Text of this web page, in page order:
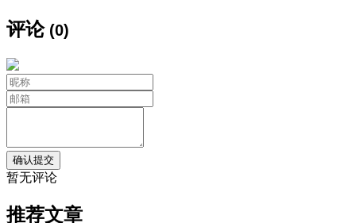
评论(0)
暂无评论
推荐文章